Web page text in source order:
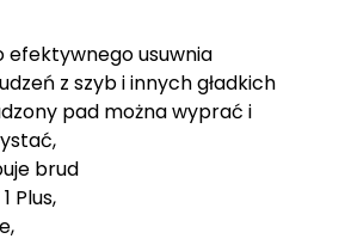
efektywnego usuwnia
z szyb i innych gładkich
pad można wyprać i
brud
Plus,